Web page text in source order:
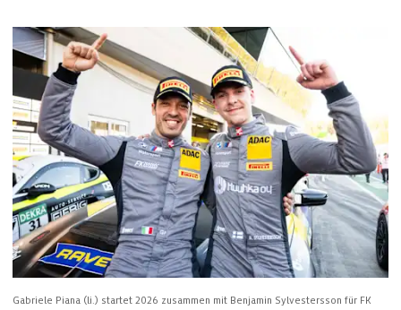
Gabriele Piana (li.) startet 2026 zusammen mit Benjamin Sylvestersson für FK